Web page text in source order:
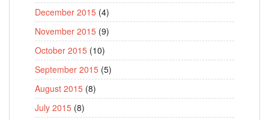
December 2015 (4)
November 2015 (9)
October 2015 (10)
September 2015 (5)
August 2015 (8)
July 2015 (8)